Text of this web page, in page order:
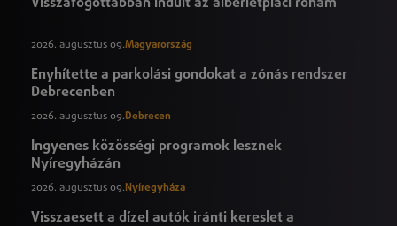
Visszafogottabban indult az albérletpiaci roham
2026. augusztus 09.Magyarország
Enyhítette a parkolási gondokat a zónás rendszer
Debrecenben
2026. augusztus 09.Debrecen
Ingyenes közösségi programok lesznek
Nyíregyházán
2026. augusztus 09. Nyíregyháza
Visszaesett a dízel autók iránti kereslet a